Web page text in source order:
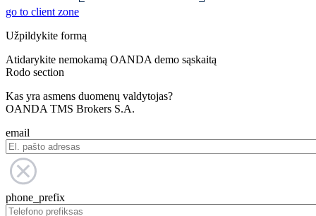
go to client zone
Užpildykite formą
Atidarykite nemokamą OANDA demo sąskaitą
Rodo section
Kas yra asmens duomenų valdytojas?
OANDA TMS Brokers S.A.
email
phone_prefix